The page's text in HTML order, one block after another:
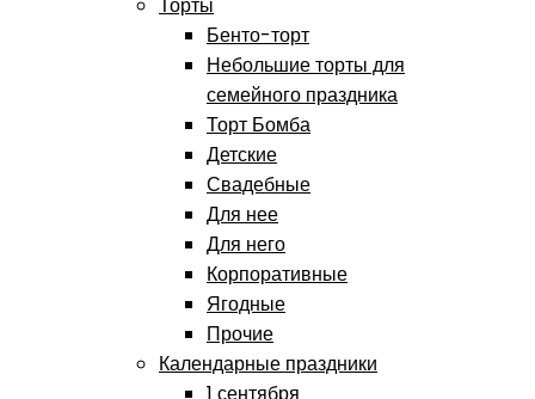
Торты
Бенто-торт
Небольшие торты для
семейного праздника
Торт Бомба
Детские
Свадебные
Для нее
Для него
Корпоративные
Ягодные
Прочие
Календарные праздники